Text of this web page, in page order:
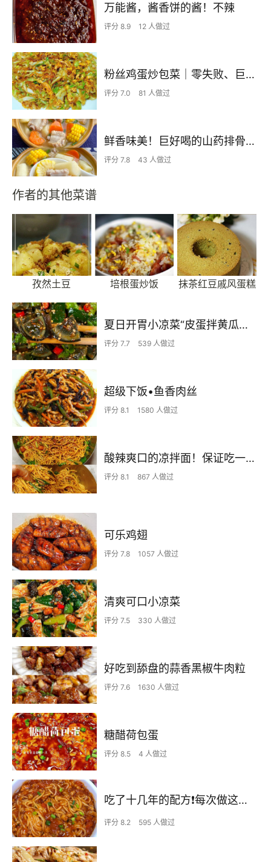
万能酱，酱香饼的酱！不辣
评分 8.9 12 人做过
粉丝鸡蛋炒包菜｜零失败、巨下饭
评分 7.0 81 人做过
鲜香味美！巨好喝的山药排骨汤！！
评分 7.8 43 人做过
作者的其他菜谱
孜然土豆 培根蛋炒饭 抹茶红豆戚风蛋糕
夏日开胃小凉菜“皮蛋拌黄瓜🥒”开胃减脂
评分 7.7 539 人做过
超级下饭•鱼香肉丝
评分 8.1 1580 人做过
酸辣爽口的凉拌面！保证吃一次就上瘾
评分 8.1 867 人做过
可乐鸡翅
评分 7.8 1057 人做过
清爽可口小凉菜
评分 7.5 330 人做过
好吃到舔盘的蒜香黑椒牛肉粒
评分 7.6 1630 人做过
糖醋荷包蛋
评分 8.5 4 人做过
吃了十几年的配方❗️每次做这至少吃2碗
评分 8.2 595 人做过